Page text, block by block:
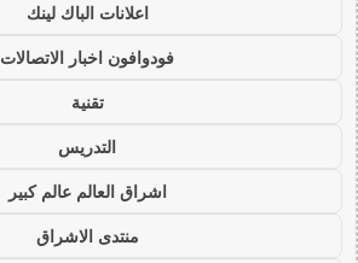
اعلانات الباك لينك
فودوافون اخبار الاتصالات
تقنية
التدريس
اشراق العالم عالم كبير
منتدى الاشراق